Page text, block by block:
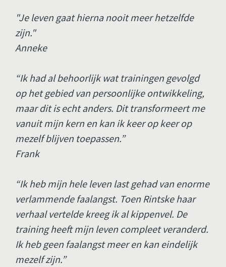
"Je leven gaat hierna nooit meer hetzelfde
zijn."
Anneke
“Ik had al behoorlijk wat trainingen gevolgd
op het gebied van persoonlijke ontwikkeling,
maar dit is echt anders. Dit transformeert me
vanuit mijn kern en kan ik keer op keer op
mezelf blijven toepassen.”
Frank
“Ik heb mijn hele leven last gehad van enorme
verlammende faalangst. Toen Rintske haar
verhaal vertelde kreeg ik al kippenvel. De
training heeft mijn leven compleet veranderd.
Ik heb geen faalangst meer en kan eindelijk
mezelf zijn.”